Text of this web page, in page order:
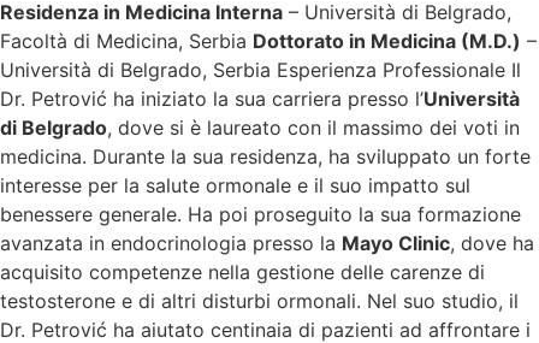
Residenza in Medicina Interna – Università di Belgrado,
Facoltà di Medicina, Serbia Dottorato in Medicina (M.D.) –
Università di Belgrado, Serbia Esperienza Professionale Il
Dr. Petrović ha iniziato la sua carriera presso l’Università
di Belgrado, dove si è laureato con il massimo dei voti in
medicina. Durante la sua residenza, ha sviluppato un forte
interesse per la salute ormonale e il suo impatto sul
benessere generale. Ha poi proseguito la sua formazione
avanzata in endocrinologia presso la Mayo Clinic, dove ha
acquisito competenze nella gestione delle carenze di
testosterone e di altri disturbi ormonali. Nel suo studio, il
Dr. Petrović ha aiutato centinaia di pazienti ad affrontare i